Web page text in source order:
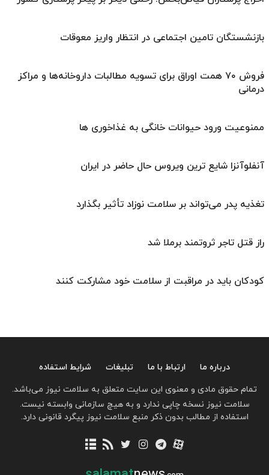
بازنشستگان تامین اجتماعی در انتظار واریز معوقات
فروش ۷۰ همت اوراق برای تسویه مطالبات داروخانه‌ها و مراکز
درمانی
ممنوعیت ورود حیوانات خانگی به غذاخوری ها
آنفلوآنزا شایع ترین ویروس حال حاضر در ایران
تغذیه پدر می‌تواند بر سلامت نوزاد تأثیر بگذارد
راز قتل تاجر ثروتمند برملا شد
کودکان باید در مراقبت از سلامت خود مشارکت کنند
درباره ما ارتباط با ما تبلیغات
شرایط استفاده
تمام حقوق مادی و معنوی این سایت متعلق به سلامت نیوز می‌باشد.
سلامت نیوز نسخه چاپی ندارد و به هیچ سازمانی وابسته نیست.
استفاده از مطالب بدون ذکر منبع سلامت نیوز پیگرد قانونی دارد.